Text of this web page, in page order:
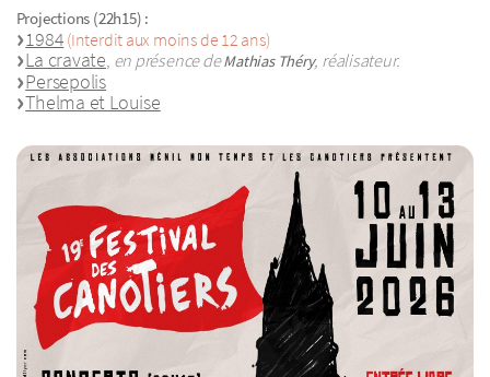
Projections (22h15) :
1984 (Interdit aux moins de 12 ans)
La cravate en présence deMathias Théry, réalisateur.
Persepolis
Thelma et Louise